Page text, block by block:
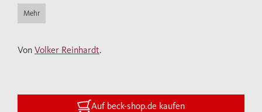
entwarfen. Volker Reinhardt beschreibt die
Entwicklung der Stadt von den antiken
Medici bis in die Neuzeit. Der Schwerpunkt
Mehr
Von Volker Reinhardt.
Auf beck-shop.de kaufen